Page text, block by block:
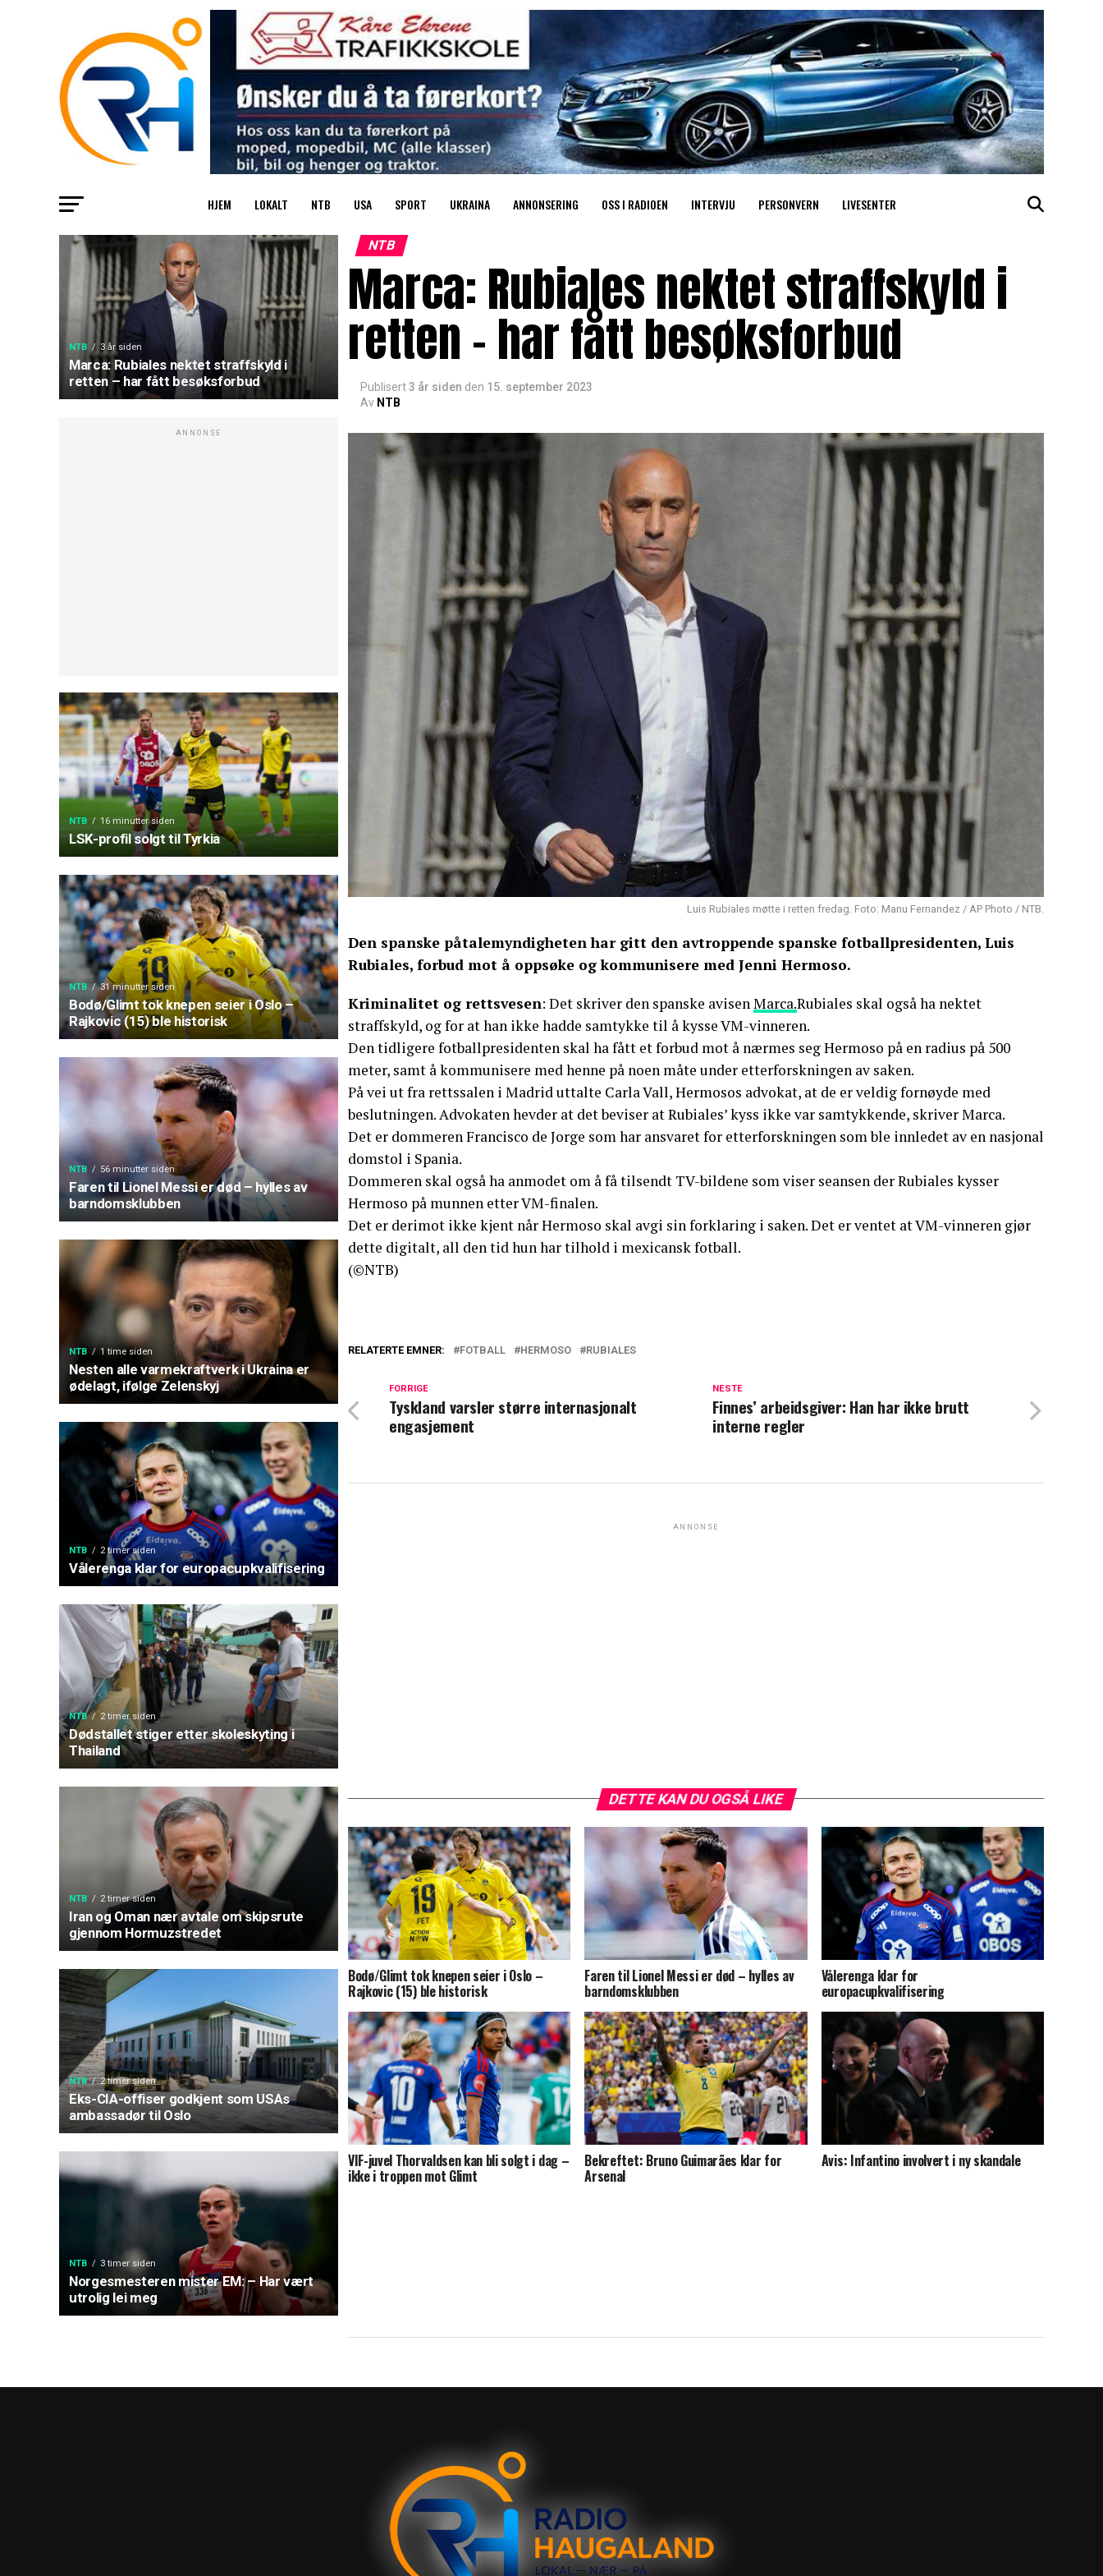
HJEM LOKALT NTB USA SPORT UKRAINA ANNONSERING OSS I RADIOEN INTERVJU PERSONVERN LIVESENTER
NTB 3 år siden
Marca: Rubiales nektet straffskyld i
retten – har fått besøksforbud
ANNONSE
NTB 16 minutter siden
LSK-profil solgt til Tyrkia
NTB 31 minutter siden
Bodø/Glimt tok knepen seier i Oslo –
Rajkovic (15) ble historisk
NTB 56 minutter siden
Faren til Lionel Messi er død – hylles av
barndomsklubben
NTB 1 time siden
Nesten alle varmekraftverk i Ukraina er
ødelagt, ifølge Zelenskyj
NTB 2 timer siden
Vålerenga klar for europacupkvalifisering
NTB 2 timer siden
Dødstallet stiger etter skoleskyting i
Thailand
NTB 2 timer siden
Iran og Oman nær avtale om skipsrute
gjennom Hormuzstredet
NTB 2 timer siden
Eks-CIA-offiser godkjent som USAs
ambassadør til Oslo
NTB 3 timer siden
Norgesmesteren mister EM: – Har vært
utrolig lei meg
NTB
Marca: Rubiales nektet straffskyld i
retten – har fått besøksforbud
Publisert3 år siden den 15. september 2023
Av NTB
Luis Rubiales møtte i retten fredag. Foto: Manu Fernandez / AP Photo / NTB.
Den spanske påtalemyndigheten har gitt den avtroppende spanske fotballpresidenten, Luis
Rubiales, forbud mot å oppsøke og kommunisere med Jenni Hermoso.
Kriminalitet og rettsvesen: Det skriver den spanske avisenMarca.Rubiales skal også ha nektet
straffskyld, og for at han ikke hadde samtykke til å kysse VM-vinneren.
Den tidligere fotballpresidenten skal ha fått et forbud mot å nærmes seg Hermoso på en radius på 500
meter, samt å kommunisere med henne på noen måte under etterforskningen av saken.
På vei ut fra rettssalen i Madrid uttalte Carla Vall, Hermosos advokat, at de er veldig fornøyde med
beslutningen. Advokaten hevder at det beviser at Rubiales’ kyss ikke var samtykkende, skriver Marca.
Det er dommeren Francisco de Jorge som har ansvaret for etterforskningen som ble innledet av en nasjonal
domstol i Spania.
Dommeren skal også ha anmodet om å få tilsendt TV-bildene som viser seansen der Rubiales kysser
Hermoso på munnen etter VM-finalen.
Det er derimot ikke kjent når Hermoso skal avgi sin forklaring i saken. Det er ventet at VM-vinneren gjør
dette digitalt, all den tid hun har tilhold i mexicansk fotball.
(©NTB)
RELATERTE EMNER: FOTBALL HERMOSO RUBIALES
NESTE
Finnes’ arbeidsgiver: Han har ikke brutt
interne regler
FORRIGE
Tyskland varsler større internasjonalt
engasjement
ANNONSE
DETTE KAN DU OGSÅ LIKE
Bodø/Glimt tok knepen seier i Oslo –
Rajkovic (15) ble historisk
Faren til Lionel Messi er død – hylles av
barndomsklubben
Vålerenga klar for
europacupkvalifisering
VIF-juvel Thorvaldsen kan bli solgt i dag –
ikke i troppen mot Glimt
Bekreftet: Bruno Guimarães klar for
Arsenal
Avis: Infantino involvert i ny skandale